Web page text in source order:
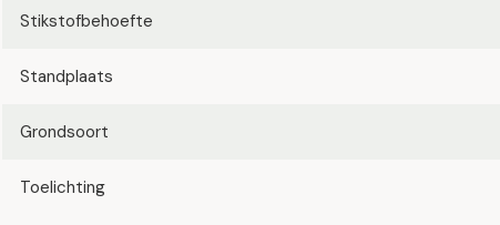
Stikstofbehoefte
Standplaats
Grondsoort
Toelichting